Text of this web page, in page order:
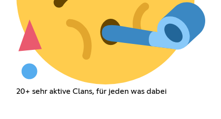
20+ sehr aktive Clans, für jeden was dabei